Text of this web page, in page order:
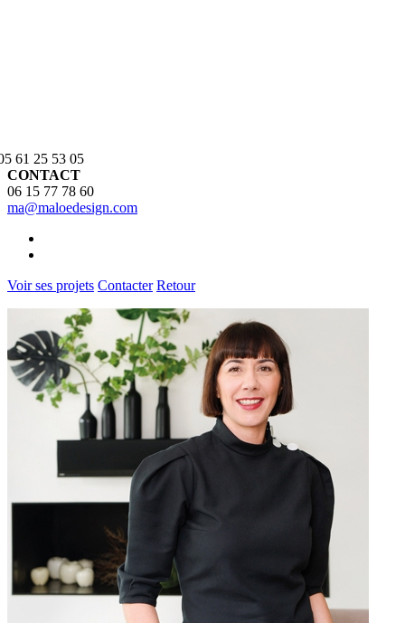
61 25 53 05
CONTACT
06 15 77 78 60
ma@maloedesign.com
Voir ses projets Contacter Retour